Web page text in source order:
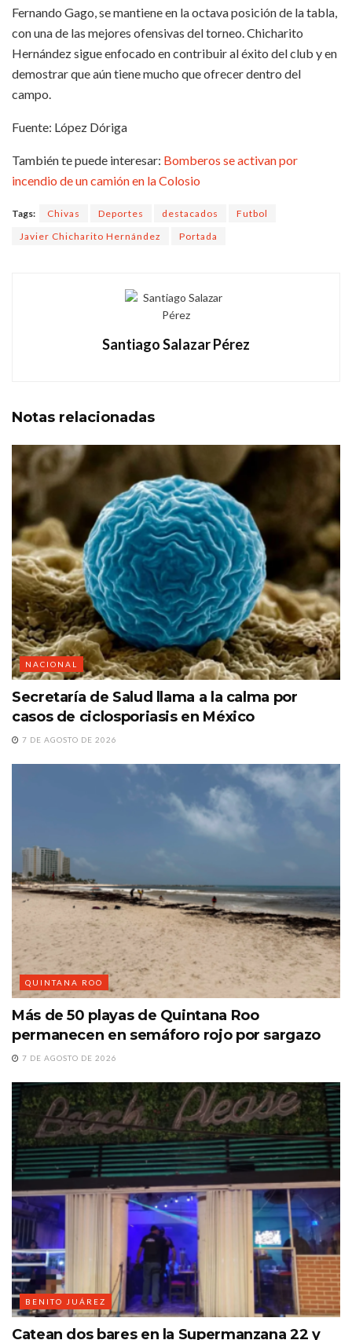
Fernando Gago, se mantiene en la octava posición de la tabla,
con una de las mejores ofensivas del torneo. Chicharito
Hernández sigue enfocado en contribuir al éxito del club y en
demostrar que aún tiene mucho que ofrecer dentro del
campo.
Fuente: López Dóriga
También te puede interesar: Bomberos se activan por
incendio de un camión en la Colosio
Tags: Chivas Deportes destacados
Futbol
Javier Chicharito Hernández
Portada
Santiago Salazar Pérez
Notas relacionadas
NACIONAL
Secretaría de Salud llama a la calma por
casos de ciclosporiasis en México
7 DE AGOSTO DE 2026
QUINTANA ROO
Más de 50 playas de Quintana Roo
permanecen en semáforo rojo por sargazo
7 DE AGOSTO DE 2026
BENITO JUÁREZ
Catean dos bares en la Supermanzana 22 y